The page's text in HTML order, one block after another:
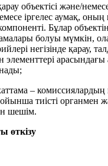
объектісі және/
іргелес аумақ, оның
Бұлар
болуы мүмкін,
негізінде қарау,
элементтері
– комиссиялардың
тиісті органмен
шешім.
өткізу